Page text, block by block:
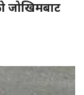
जोखिमबाट